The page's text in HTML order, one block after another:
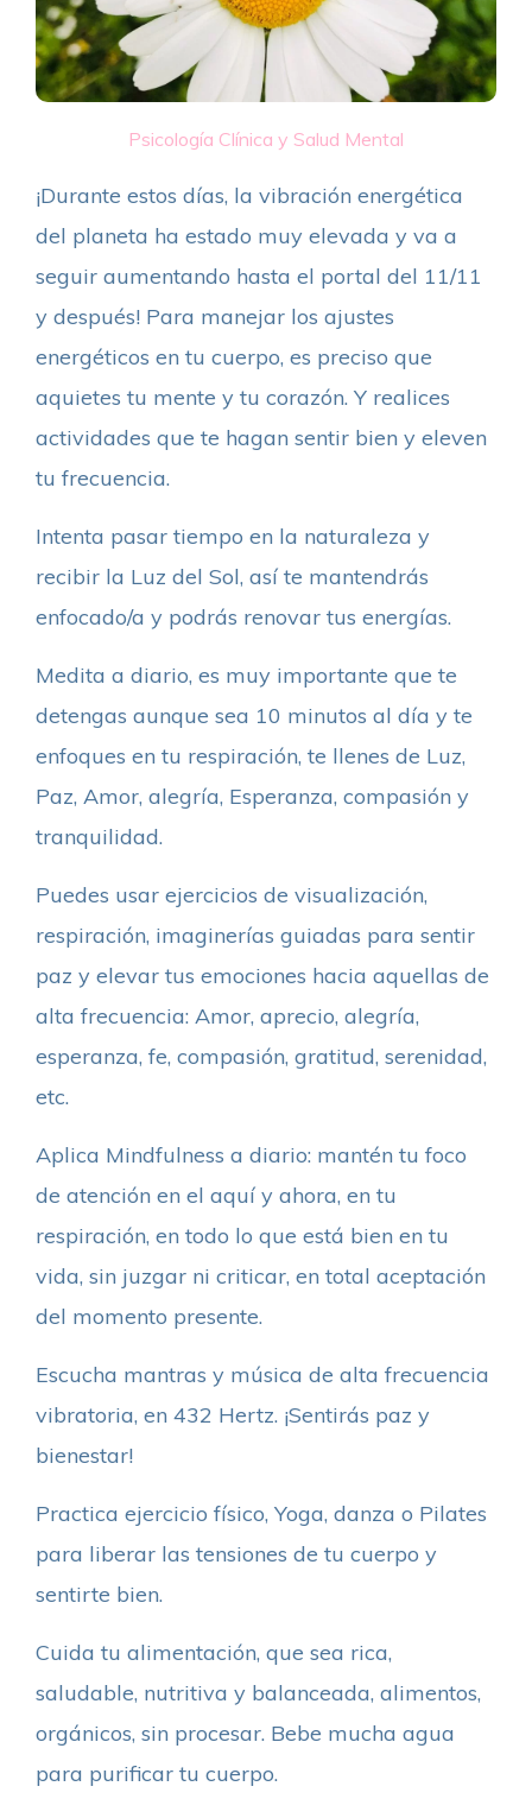
Psicología Clínica y Salud Mental
¡Durante estos días, la vibración energética
del planeta ha estado muy elevada y va a
seguir aumentando hasta el portal del 11/11
y después! Para manejar los ajustes
energéticos en tu cuerpo, es preciso que
aquietes tu mente y tu corazón. Y realices
actividades que te hagan sentir bien y eleven
tu frecuencia.
Intenta pasar tiempo en la naturaleza y
recibir la Luz del Sol, así te mantendrás
enfocado/a y podrás renovar tus energías.
Medita a diario, es muy importante que te
detengas aunque sea 10 minutos al día y te
enfoques en tu respiración, te llenes de Luz,
Paz, Amor, alegría, Esperanza, compasión y
tranquilidad.
Puedes usar ejercicios de visualización,
respiración, imaginerías guiadas para sentir
paz y elevar tus emociones hacia aquellas de
alta frecuencia: Amor, aprecio, alegría,
esperanza, fe, compasión, gratitud, serenidad,
etc.
Aplica Mindfulness a diario: mantén tu foco
de atención en el aquí y ahora, en tu
respiración, en todo lo que está bien en tu
vida, sin juzgar ni criticar, en total aceptación
del momento presente.
Escucha mantras y música de alta frecuencia
vibratoria, en 432 Hertz. ¡Sentirás paz y
bienestar!
Practica ejercicio físico, Yoga, danza o Pilates
para liberar las tensiones de tu cuerpo y
sentirte bien.
Cuida tu alimentación, que sea rica,
saludable, nutritiva y balanceada, alimentos,
orgánicos, sin procesar. Bebe mucha agua
para purificar tu cuerpo.